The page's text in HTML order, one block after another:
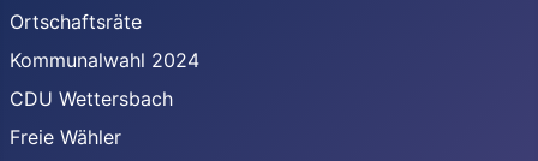
Ortschaftsräte
Kommunalwahl 2024
CDU Wettersbach
Freie Wähler